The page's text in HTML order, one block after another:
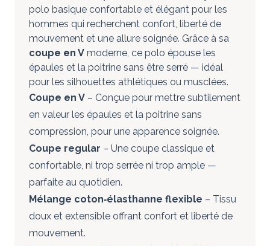
polo basique confortable et élégant pour les
hommes qui recherchent confort, liberté de
mouvement et une allure soignée. Grâce à sa
coupe en V moderne, ce polo épouse les
épaules et la poitrine sans être serré — idéal
pour les silhouettes athlétiques ou musclées.
Coupe en V – Conçue pour mettre subtilement
en valeur les épaules et la poitrine sans
compression, pour une apparence soignée.
Coupe regular – Une coupe classique et
confortable, ni trop serrée ni trop ample —
parfaite au quotidien.
Mélange coton‑élasthanne flexible – Tissu
doux et extensible offrant confort et liberté de
mouvement.